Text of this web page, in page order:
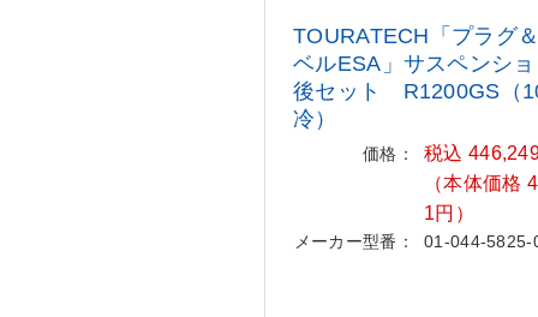
TOURATECH「プラグ
ベルESA」 サスペンシ
後セット R1200GS（
冷）
価格：
税込
（本体価格
1円）
メーカー型番： 01-044-5825-